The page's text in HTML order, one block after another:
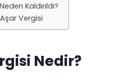
Kaldırıldı?
Aşar Vergisi
Nedir?